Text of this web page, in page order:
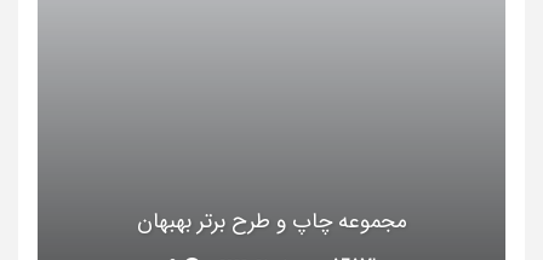
مجموعه چاپ و طرح برتر بهبهان